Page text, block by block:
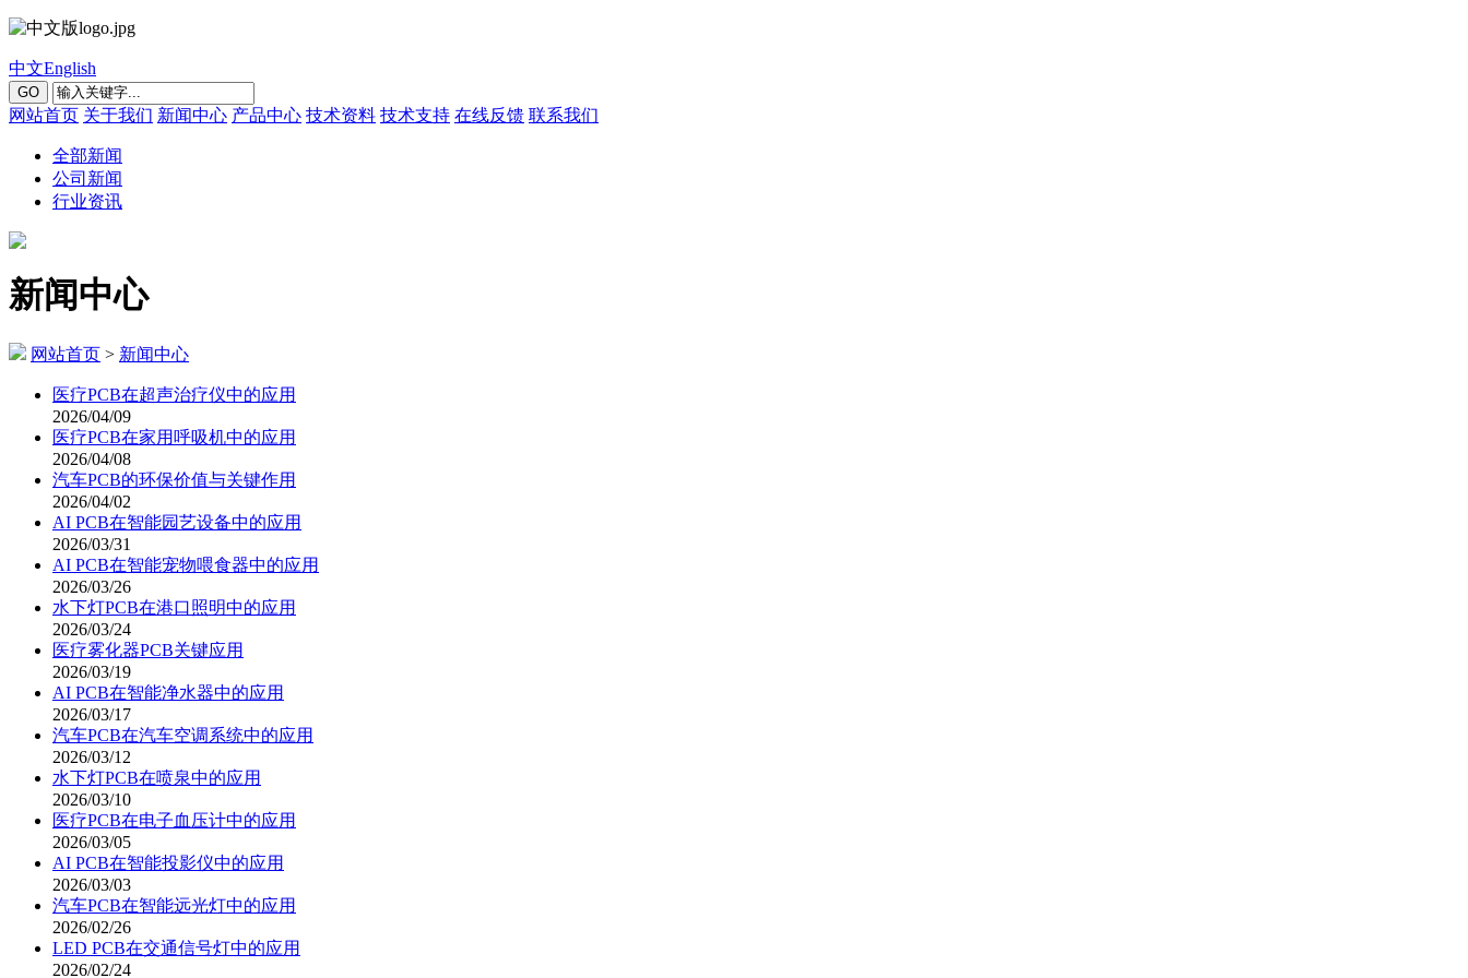
中文English
GO
网站首页 关于我们 新闻中心 产品中心 技术资料 技术支持 在线反馈 联系我们
全部新闻
公司新闻
行业资讯
新闻中心
网站首页 > 新闻中心
医疗PCB在超声治疗仪中的应用
2026/04/09
医疗PCB在家用呼吸机中的应用
2026/04/08
汽车PCB的环保价值与关键作用
2026/04/02
AI PCB在智能园艺设备中的应用
2026/03/31
AI PCB在智能宠物喂食器中的应用
2026/03/26
水下灯PCB在港口照明中的应用
2026/03/24
医疗雾化器PCB关键应用
2026/03/19
AI PCB在智能净水器中的应用
2026/03/17
汽车PCB在汽车空调系统中的应用
2026/03/12
水下灯PCB在喷泉中的应用
2026/03/10
医疗PCB在电子血压计中的应用
2026/03/05
AI PCB在智能投影仪中的应用
2026/03/03
汽车PCB在智能远光灯中的应用
2026/02/26
LED PCB在交通信号灯中的应用
2026/02/24